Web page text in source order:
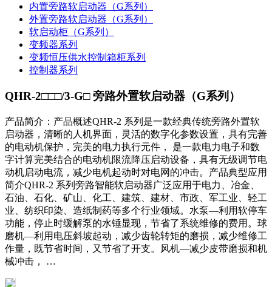
内置旁路软启动器（G系列）
外置旁路软启动器（G系列）
软启动柜（G系列）
变频器系列
变频恒压供水控制箱柜系列
控制器系列
QHR-2□□□/3-G□ 旁路外置软启动器（G系列）
产品简介：产品概述QHR-2 系列是一款经典传统旁路外置软
启动器，清晰的人机界面，灵活的数字化参数设置，具有完善
的电动机保护，完美的电力执行元件， 是一款电力电子和数
字计算完美结合的电动机限流降压启动设备，具有无级调节电
动机启动电流，减少电机起动时对电网的冲击。产品典型应用
简介QHR-2 系列旁路智能软启动器广泛应用于电力、冶金、
石油、石化、矿山、化工、建筑、建材、市政、军工业、轻工
业、纺织印染、造纸制药等多个行业领域。水泵—利用软停车
功能，停止时缓解泵的水锤显现，节省了系统维修的费用。球
磨机—利用电压斜坡起动，减少齿轮转矩的磨损，减少维修工
作量，既节省时间，又节省了开支。风机—减少皮带磨损和机
械冲击， …